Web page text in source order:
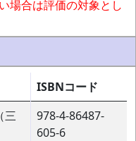
場合は評価の対象とし
ISBNコード
三
978-4-86487-
605-6